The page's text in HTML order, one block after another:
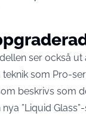
ser också
som Pro-
beskrivs som
”Liquid